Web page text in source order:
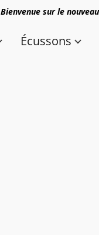
Bienvenue sur le
Écussons